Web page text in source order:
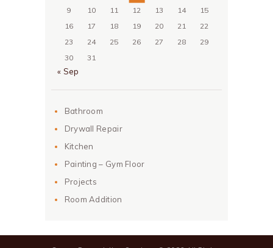
9
10 11 12 13 14
15
16
17 18 19 20 21
22
23
24 25 26 27 28
29
30
31
« Sep
Bathroom
Drywall Repair
Kitchen
Painting – Gym Floor
Projects
Room Addition